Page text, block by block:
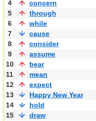
4
concern
5
through
6
while
7
cause
8
consider
9
assume
10
bear
11
mean
12
expect
13
Happy New Year
14
hold
15
draw